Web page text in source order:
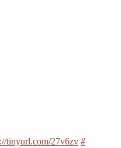
tinyurl.com/27v6zv #